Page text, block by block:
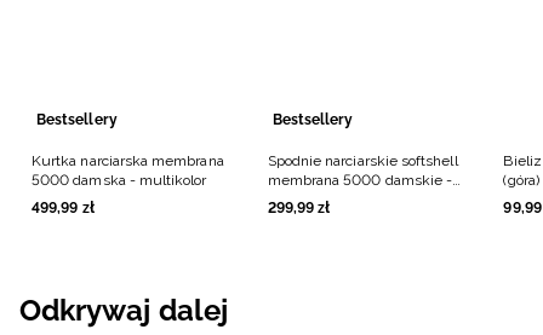
Bestsellery
Kurtka narciarska membrana
5000 damska - multikolor
499,99 zł
Bestsellery
Spodnie narciarskie softshell
membrana 5000 damskie -
czarne
299,99 zł
99,99
Odkrywaj dalej